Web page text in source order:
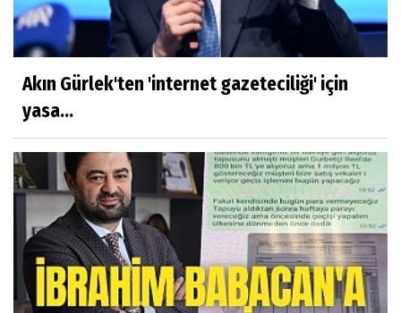
Akın Gürlek'ten 'internet gazeteciliği' için
yasa...